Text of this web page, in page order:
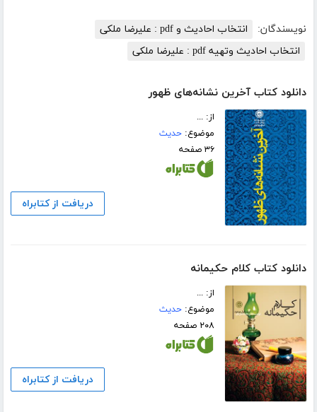
نویسندگان:
انتخاب احادیث و pdf : علیرضا ملکی
انتخاب احادیث وتهیه pdf : علیرضا ملکی
دانلود کتاب آخرین نشانه‌های ظهور
از: ...
موضوع:حدیث
۳۶ صفحه
دریافت از کتابراه
دانلود کتاب کلام حکیمانه
از: ...
موضوع:حدیث
۲۰۸ صفحه
دریافت از کتابراه